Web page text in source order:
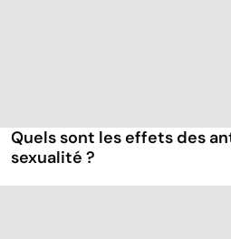
Quels sont les effets des
sexualité ?